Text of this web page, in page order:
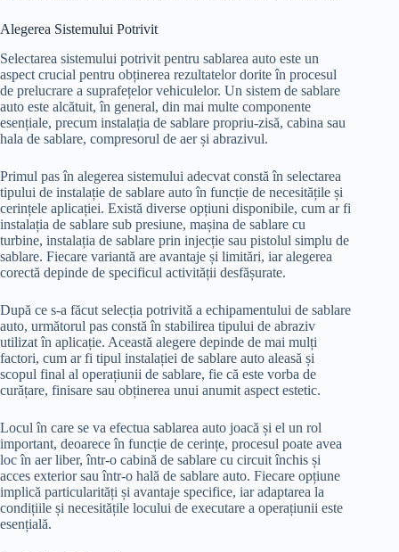
Alegerea Sistemului Potrivit
Selectarea sistemului potrivit pentru sablarea auto este un
aspect crucial pentru obținerea rezultatelor dorite în procesul
de prelucrare a suprafețelor vehiculelor. Un sistem de sablare
auto este alcătuit, în general, din mai multe componente
esențiale, precum instalația de sablare propriu-zisă, cabina sau
hala de sablare, compresorul de aer și abrazivul.
Primul pas în alegerea sistemului adecvat constă în selectarea
tipului de instalație de sablare auto în funcție de necesitățile și
cerințele aplicației. Există diverse opțiuni disponibile, cum ar fi
instalația de sablare sub presiune, mașina de sablare cu
turbine, instalația de sablare prin injecție sau pistolul simplu de
sablare. Fiecare variantă are avantaje și limitări, iar alegerea
corectă depinde de specificul activității desfășurate.
După ce s-a făcut selecția potrivită a echipamentului de sablare
auto, următorul pas constă în stabilirea tipului de abraziv
utilizat în aplicație. Această alegere depinde de mai mulți
factori, cum ar fi tipul instalației de sablare auto aleasă și
scopul final al operațiunii de sablare, fie că este vorba de
curățare, finisare sau obținerea unui anumit aspect estetic.
Locul în care se va efectua sablarea auto joacă și el un rol
important, deoarece în funcție de cerințe, procesul poate avea
loc în aer liber, într-o cabină de sablare cu circuit închis și
acces exterior sau într-o hală de sablare auto. Fiecare opțiune
implică particularități și avantaje specifice, iar adaptarea la
condițiile și necesitățile locului de executare a operațiunii este
esențială.